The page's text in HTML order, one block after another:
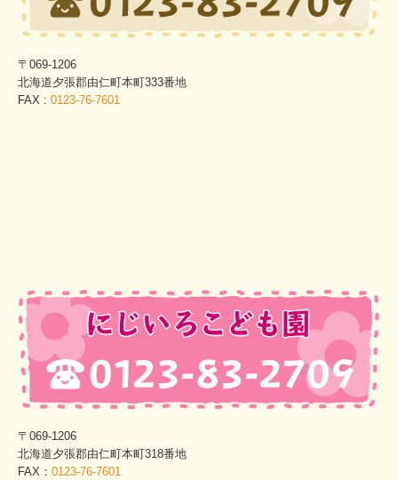
〒069-1206
北海道夕張郡由仁町本町333番地
FAX : 0123-76-7601
〒069-1206
北海道夕張郡由仁町本町318番地
FAX： 0123-76-7601